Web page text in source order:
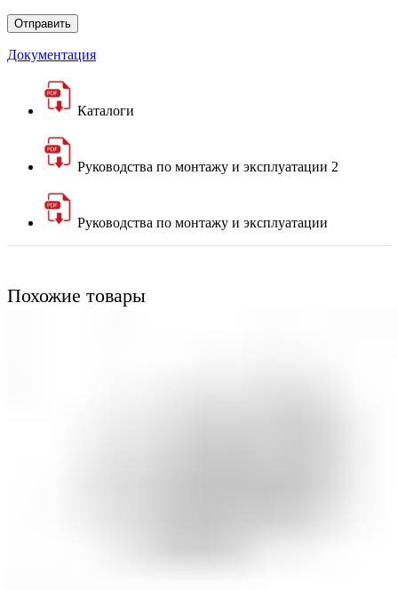
Документация
Каталоги
Руководства по монтажу и эксплуатации 2
Руководства по монтажу и эксплуатации
Похожие товары